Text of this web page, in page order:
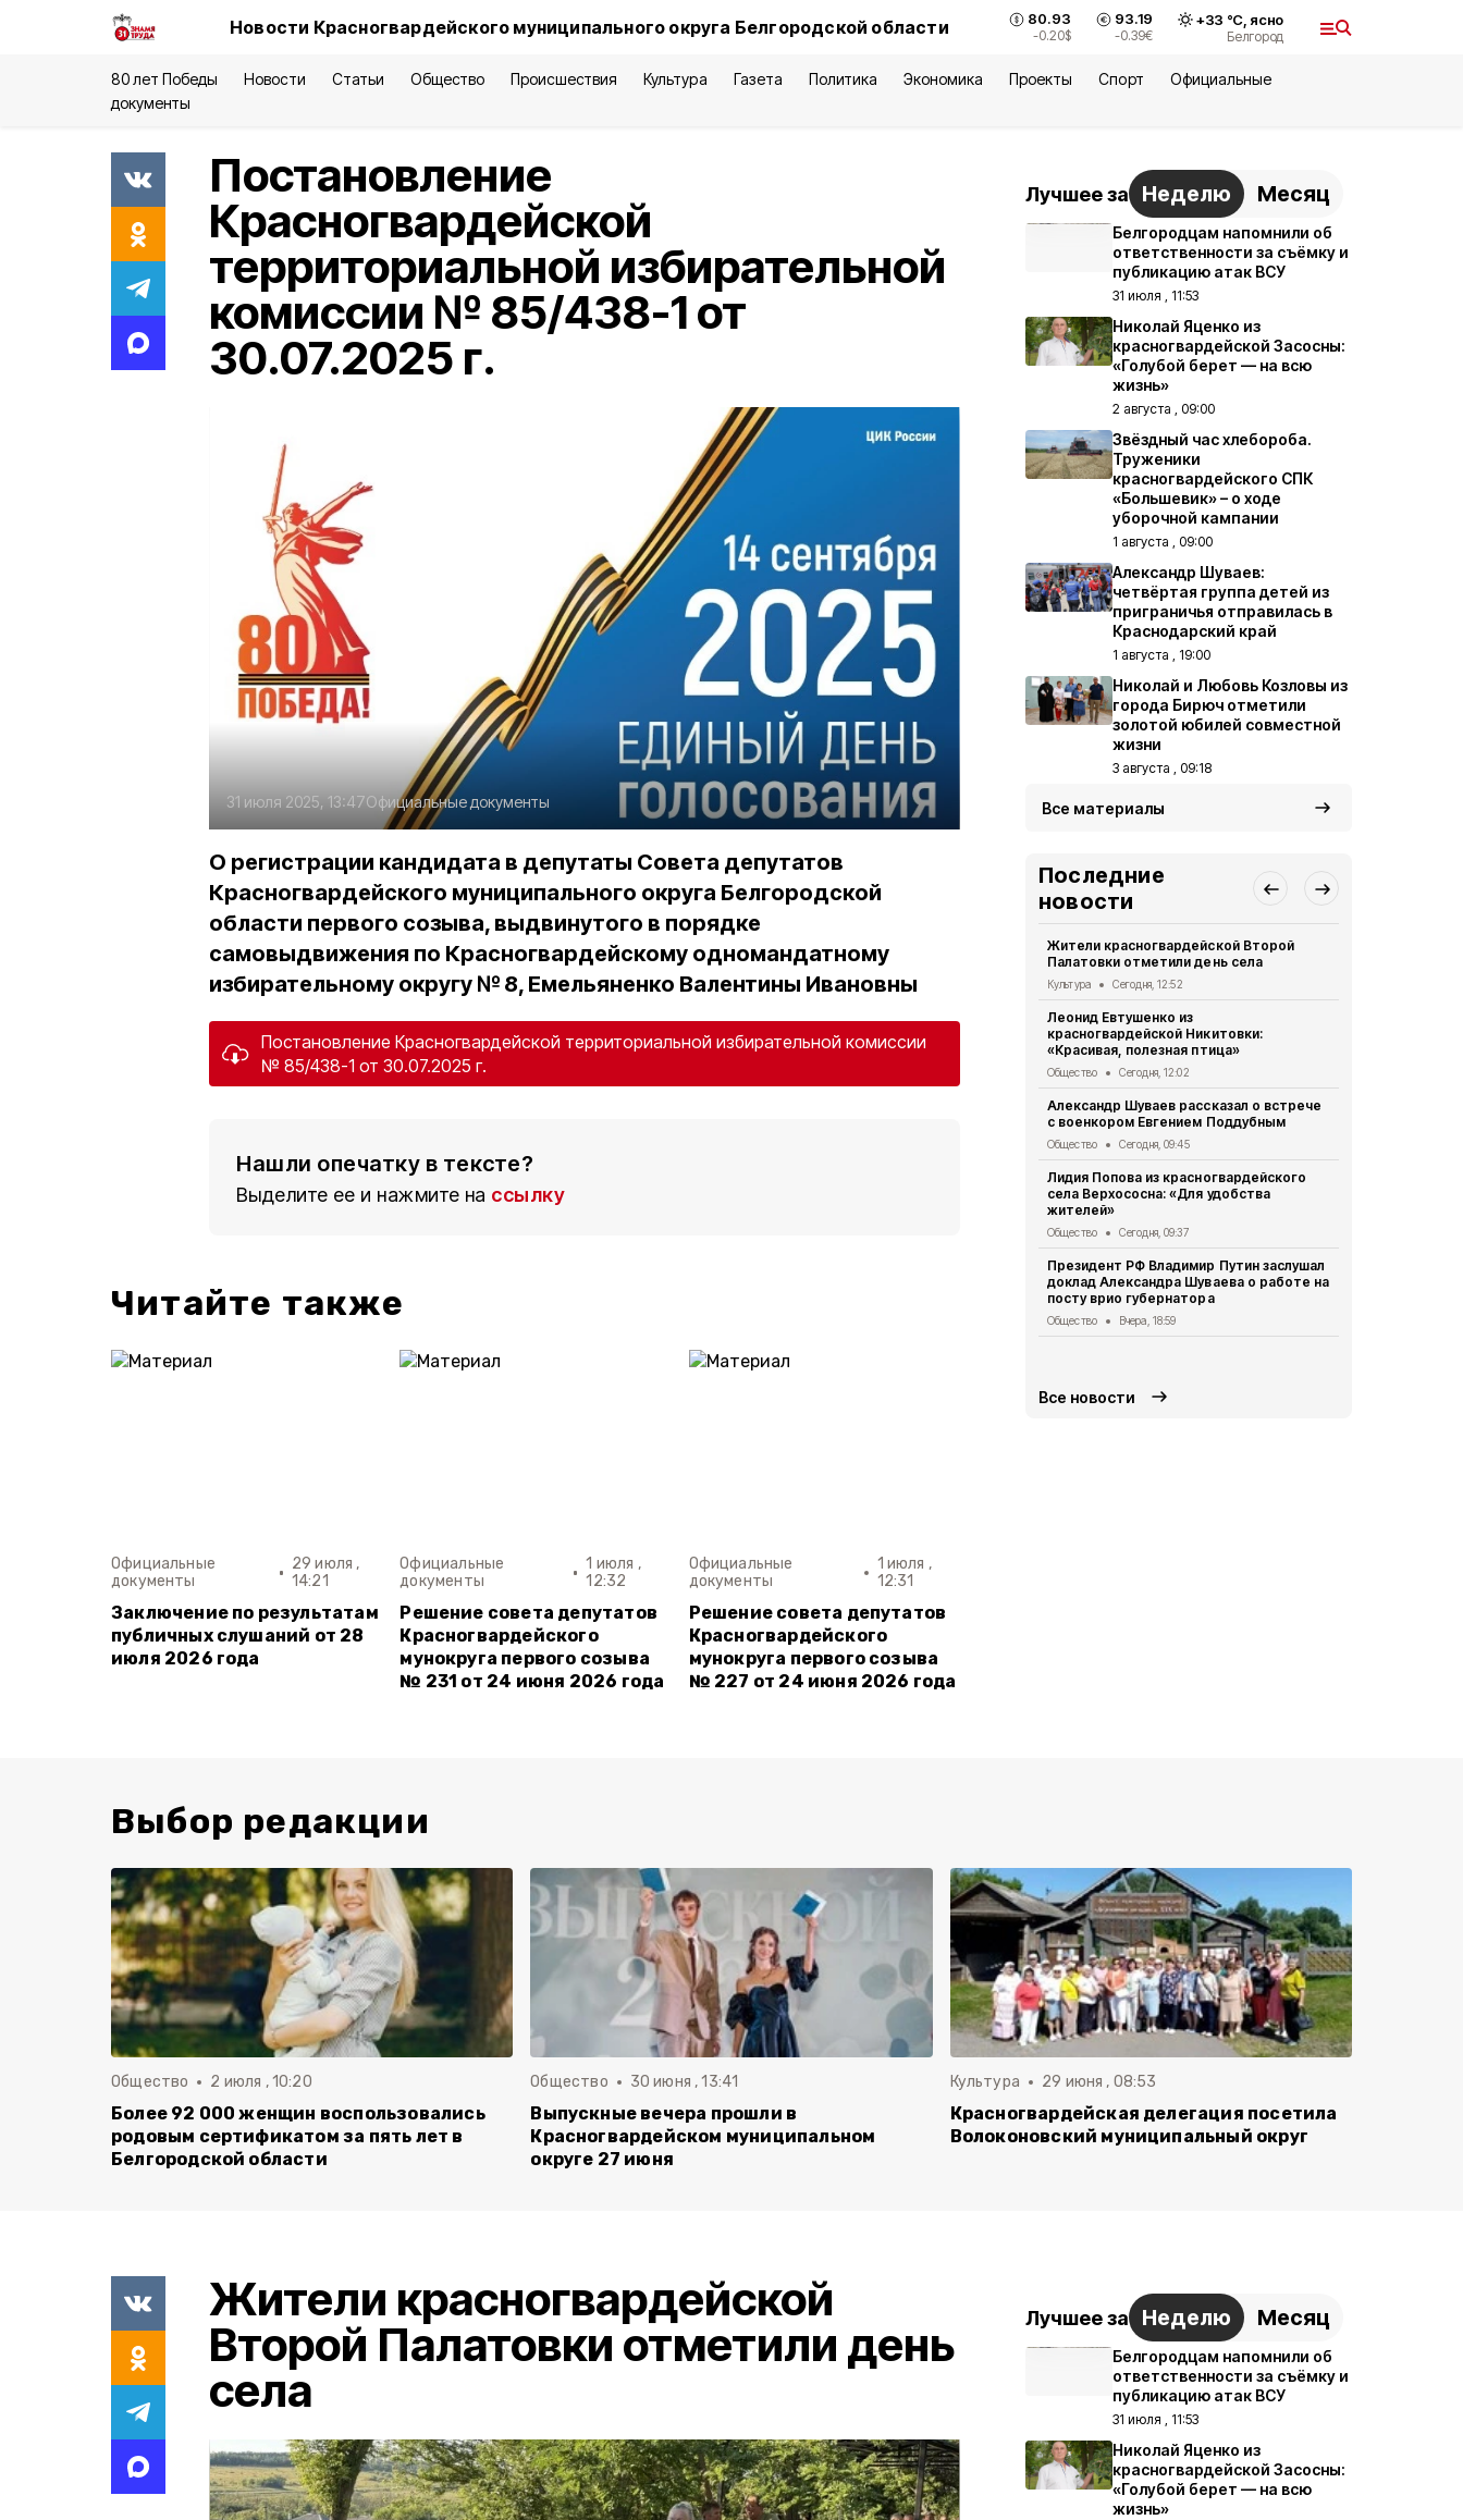
Новости Красногвардейского муниципального округа Белгородской области 80.93
-0.20$
93.19
-0.39€
+33 °С, ясно
Белгород
80 лет Победы Новости Статьи Общество Происшествия Культура Газета Политика Экономика Проекты Спорт
Официальные
документы
Постановление
Красногвардейской
территориальной избирательной
комиссии № 85/438-1 от
30.07.2025 г.
31 июля 2025, 13:47Официальные документы
О регистрации кандидата в депутаты Совета депутатов
Красногвардейского муниципального округа Белгородской
области первого созыва, выдвинутого в порядке
самовыдвижения по Красногвардейскому одномандатному
избирательному округу № 8, Емельяненко Валентины Ивановны
Постановление Красногвардейской территориальной избирательной комиссии
№ 85/438-1 от 30.07.2025 г.
Нашли опечатку в тексте?
Выделите ее и нажмите на ссылку
Читайте также
Официальные
документы
29 июля ,
14:21
Заключение по результатам
публичных слушаний от 28
июля 2026 года
Официальные
документы
1 июля ,
12:32
Решение совета депутатов
Красногвардейского
мунокруга первого созыва
№ 231 от 24 июня 2026 года
Официальные
документы
1 июля ,
12:31
Решение совета депутатов
Красногвардейского
мунокруга первого созыва
№ 227 от 24 июня 2026 года
Лучшее за Неделю Месяц
Белгородцам напомнили об
ответственности за съёмку и
публикацию атак ВСУ
31 июля , 11:53
Николай Яценко из
красногвардейской Засосны:
«Голубой берет — на всю
жизнь»
2 августа , 09:00
Звёздный час хлебороба.
Труженики
красногвардейского СПК
«Большевик» – о ходе
уборочной кампании
1 августа , 09:00
Александр Шуваев:
четвёртая группа детей из
приграничья отправилась в
Краснодарский край
1 августа , 19:00
Николай и Любовь Козловы из
города Бирюч отметили
золотой юбилей совместной
жизни
3 августа , 09:18
Все материалы
Последние
новости
Жители красногвардейской Второй
Палатовки отметили день села
Культура Сегодня, 12:52
Леонид Евтушенко из
красногвардейской Никитовки:
«Красивая, полезная птица»
Общество Сегодня, 12:02
Александр Шуваев рассказал о встрече
с военкором Евгением Поддубным
Общество Сегодня, 09:45
Лидия Попова из красногвардейского
села Верхососна: «Для удобства
жителей»
Общество Сегодня, 09:37
Президент РФ Владимир Путин заслушал
доклад Александра Шуваева о работе на
посту врио губернатора
Общество Вчера, 18:59
Все новости
Выбор редакции
Общество 2 июля , 10:20
Более 92 000 женщин воспользовались
родовым сертификатом за пять лет в
Белгородской области
Общество 30 июня , 13:41
Выпускные вечера прошли в
Красногвардейском муниципальном
округе 27 июня
Культура 29 июня , 08:53
Красногвардейская делегация посетила
Волоконовский муниципальный округ
Жители красногвардейской
Второй Палатовки отметили день
села
Лучшее за Неделю Месяц
Белгородцам напомнили об
ответственности за съёмку и
публикацию атак ВСУ
31 июля , 11:53
Николай Яценко из
красногвардейской Засосны:
«Голубой берет — на всю
жизнь»